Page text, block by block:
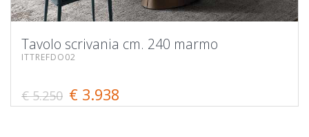
Tavolo scrivania cm. 240 marmo
ITTREFDO02
€ 5.250 € 3.938